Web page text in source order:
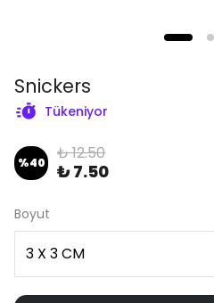
Snickers
Tükeniyor
%40 ₺ 12.50
₺ 7.50
Boyut